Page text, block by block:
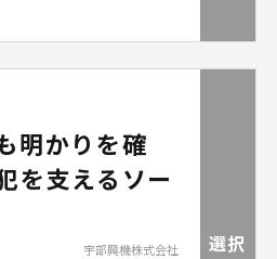
局員が郵便物と一緒に
明かりを確
を支えるソー
宇部興機株式会社 選択